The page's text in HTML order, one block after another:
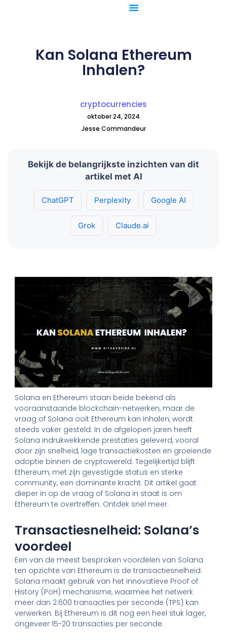
Kan Solana Ethereum
Inhalen?
cryptocurrencies
oktober 24, 2024
Jesse Commandeur
Bekijk de belangrijkste inzichten van dit
artikel met AI
ChatGPT Perplexity Google AI
Grok Claude.ai
Solana en Ethereum staan beide bekend als
vooraanstaande blockchain-netwerken, maar de
vraag of Solana ooit Ethereum kan inhalen, wordt
steeds vaker gesteld. In de afgelopen jaren heeft
Solana indrukwekkende prestaties geleverd, vooral
door zijn snelheid, lage transactiekosten en groeiende
adoptie binnen de cryptowereld. Tegelijkertijd blijft
Ethereum, met zijn gevestigde status en sterke
community, een dominante kracht. Dit artikel gaat
dieper in op de vraag of Solana in staat is om
Ethereum te overtreffen. Ontdek snel meer.
Transactiesnelheid: Solana’s
voordeel
Een van de meest besproken voordelen van Solana
ten opzichte van Ethereum is de transactiesnelheid.
Solana maakt gebruik van het innovatieve Proof of
History (PoH) mechanisme, waarmee het netwerk
meer dan 2.600 transacties per seconde (TPS) kan
verwerken. Bij Ethereum is dit nog een heel stuk lager,
ongeveer 15-20 transacties per seconde.